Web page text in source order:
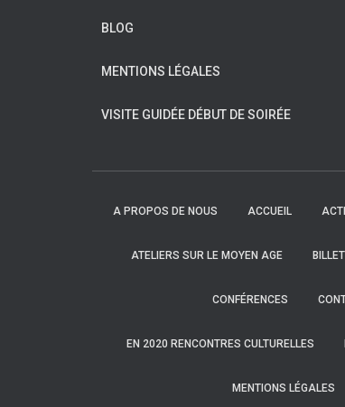
BLOG
MENTIONS LÉGALES
VISITE GUIDÉE DÉBUT DE SOIRÉE
A PROPOS DE NOUS ACCUEIL
ATELIERS SUR LE MOYEN AGE
CONFÉRENCES
EN 2020 RENCONTRES CULTURELLES
MENTIONS LÉGALES